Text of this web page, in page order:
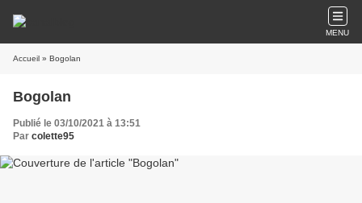
MENU
Accueil » Bogolan
Bogolan
Publié le 03/10/2021 à 13:51
Par colette95